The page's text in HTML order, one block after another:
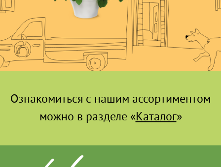
Ознакомиться с нашим ассортиментом
можно в разделе «Каталог»